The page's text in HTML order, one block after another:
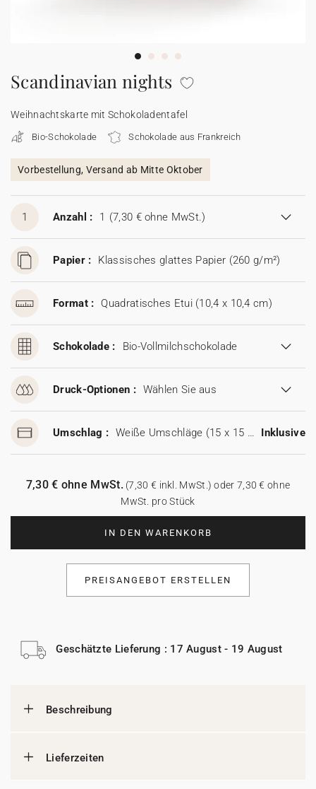
Aufkleber
Scandinavian nights
Weihnachtskarte mit Schokoladentafel
Bio-Schokolade Schokolade aus Frankreich
Vorbestellung, Versand ab Mitte Oktober
1 Anzahl : 1 (7,30 € ohne MwSt.)
Papier : Klassisches glattes Papier (260 g/m²)
Format : Quadratisches Etui (10,4 x 10,4 cm)
Schokolade : Bio-Vollmilchschokolade
Druck-Optionen : Wählen Sie aus
Umschlag : Weiße Umschläge (15 x 15 cm) Inklusive
IN DEN WARENKORB
7,30 € ohne MwSt.(7,30 € inkl. MwSt.) oder 7,30 € ohne
MwSt. pro Stück
PREISANGEBOT ERSTELLEN
Geschätzte Lieferung : 17 August - 19 August
Beschreibung
Lieferzeiten